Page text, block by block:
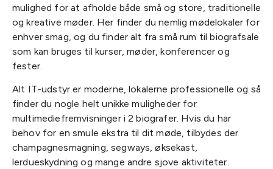
mulighed for at afholde både små og store, traditionelle
og kreative møder. Her finder du nemlig mødelokaler for
enhver smag, og du finder alt fra små rum til biografsale
som kan bruges til kurser, møder, konferencer og
fester.
Alt IT-udstyr er moderne, lokalerne professionelle og så
finder du nogle helt unikke muligheder for
multimediefremvisninger i 2 biografer. Hvis du har
behov for en smule ekstra til dit møde, tilbydes der
champagnesmagning, segways, øksekast,
lerdueskydning og mange andre sjove aktiviteter.